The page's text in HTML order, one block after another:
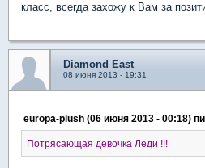
класс, всегда захожу к Вам за
Diamond East
08 июня 2013 - 19:31
europa-plush (06 июня 2013 - 00:18)
Потрясающая девочка Леди !!!